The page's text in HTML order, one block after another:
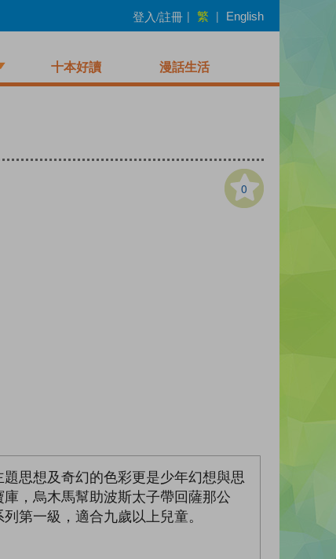
登入/註冊 | 繁 | English
十本好讀 漫話生活
0
思想及奇幻的色彩更是少年幻想與思
，烏木馬幫助波斯太子帶回薩那公
第一級，適合九歲以上兒童。